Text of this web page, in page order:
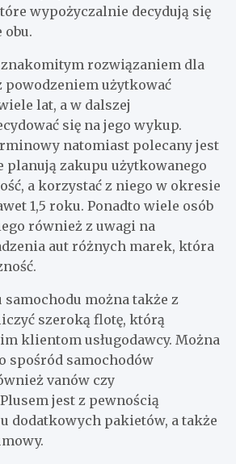
wypożyczalnie decydują się
obu.
rozwiązaniem dla
powodzeniem użytkować
lat, a w dalszej
się na jego wykup.
natomiast polecany jest
planują zakupu użytkowanego
a korzystać z niego w okresie
1,5 roku. Ponadto wiele osób
również z uwagi na
aut różnych marek, która
można także z
szeroką flotę, którą
klientom usługodawcy. Można
spośród samochodów
vanów czy
jest z pewnością
dodatkowych pakietów, a także